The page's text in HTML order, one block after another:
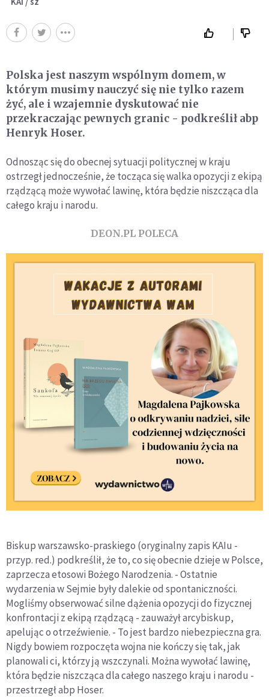
Polska jest naszym wspólnym domem, w
którym musimy nauczyć się nie tylko razem
żyć, ale i wzajemnie dyskutować nie
przekraczając pewnych granic - podkreślił abp
Henryk Hoser.
Odnosząc się do obecnej sytuacji politycznej w kraju
ostrzegł jednocześnie, że tocząca się walka opozycji z ekipą
rządzącą może wywołać lawinę, która będzie niszcząca dla
całego kraju i narodu.
DEON.PL POLECA
Biskup warszawsko-praskiego (oryginalny zapis KAIu -
przyp. red.) podkreślił, że to, co się obecnie dzieje w Polsce,
zaprzecza etosowi Bożego Narodzenia. - Ostatnie
wydarzenia w Sejmie były dalekie od spontaniczności.
Mogliśmy obserwować silne dążenia opozycji do fizycznej
konfrontacji z ekipą rządzącą - zauważył arcybiskup,
apelując o otrzeźwienie. - To jest bardzo niebezpieczna gra.
Nigdy bowiem rozpoczęta wojna nie kończy się tak, jak
planowali ci, którzy ją wszczynali. Można wywołać lawinę,
która będzie niszcząca dla całego naszego kraju i narodu -
przestrzegł abp Hoser.